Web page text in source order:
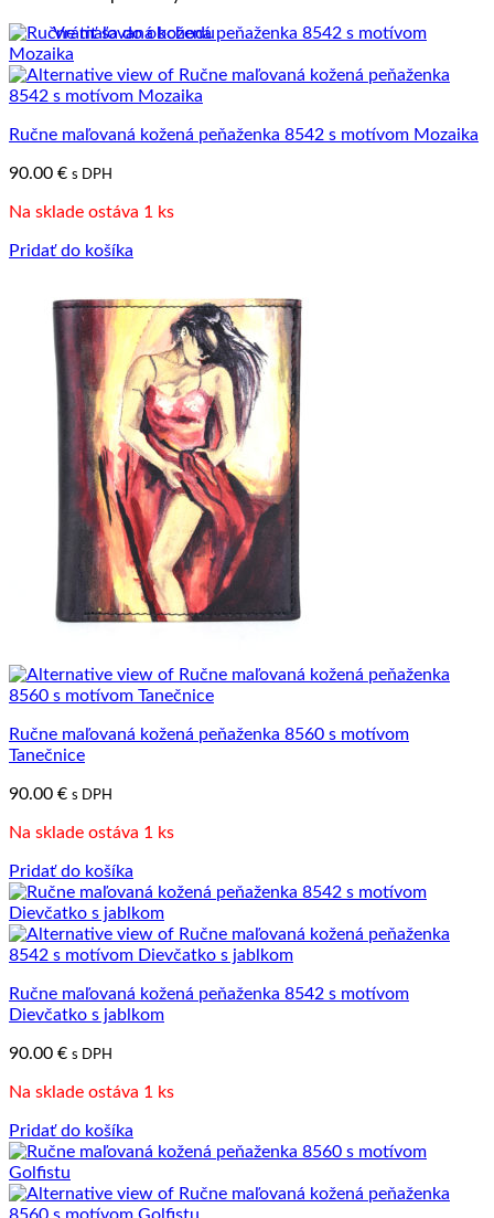
Vrátiť sa do obchodu
Ručne maľovaná kožená peňaženka 8542 s motívom Mozaika
90.00 € s DPH
Na sklade ostáva 1 ks
Pridať do košíka
Ručne maľovaná kožená peňaženka 8560 s motívom
Tanečnice
90.00 € s DPH
Na sklade ostáva 1 ks
Pridať do košíka
Ručne maľovaná kožená peňaženka 8542 s motívom
Dievčatko s jablkom
90.00 € s DPH
Na sklade ostáva 1 ks
Pridať do košíka